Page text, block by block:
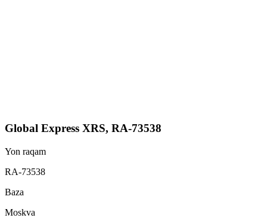
Global Express XRS, RA-73538
Yon raqam
RA-73538
Baza
Moskva